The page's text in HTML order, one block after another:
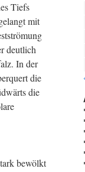
Tiefs
mit
deutlich
In der
die
die
bewölkt